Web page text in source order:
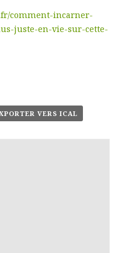
comment-incarner-
juste-en-vie-sur-cette-
VERS ICAL